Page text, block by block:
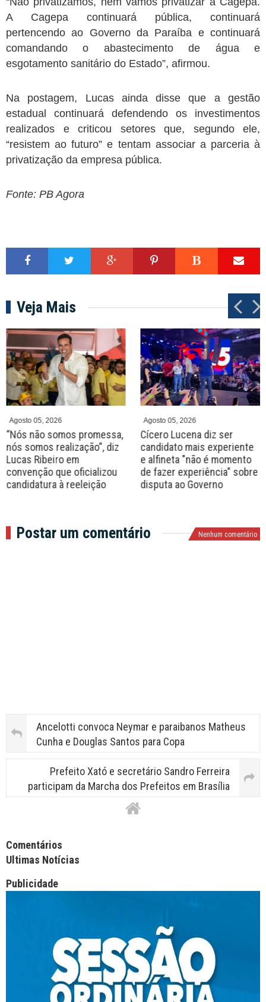
A Cagepa continuará pública, continuará
pertencendo ao Governo da Paraíba e continuará
comandando o abastecimento de água e
esgotamento sanitário do Estado”, afirmou.
Na postagem, Lucas ainda disse que a gestão
estadual continuará defendendo os investimentos
realizados e criticou setores que, segundo ele,
“resistem ao futuro” e tentam associar a parceria à
privatização da empresa pública.
Fonte: PB Agora
Veja Mais
Agosto 05, 2026
“Nós não somos promessa,
nós somos realização”, diz
Lucas Ribeiro em
convenção que oficializou
candidatura à reeleição
Agosto 05, 2026
Cícero Lucena diz ser
candidato mais experiente
e alfineta "não é momento
de fazer experiência" sobre
disputa ao Governo
P
r
e
v
N
e
x
t
Postar um comentário Nenhum comentário
Ancelotti convoca Neymar e paraibanos Matheus
Cunha e Douglas Santos para Copa
Prefeito Xató e secretário Sandro Ferreira
participam da Marcha dos Prefeitos em Brasília
Facebook Comments APPID
Comentários
Ultimas Notícias
Publicidade